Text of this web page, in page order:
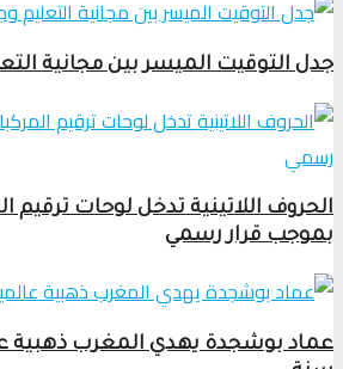
جدل التوقيت الميسر بين مجانية
الحروف اللاتينية تدخل لوحات ترقيم
بموجب قرار رسمي